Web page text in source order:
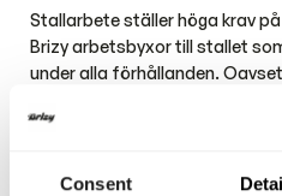
Consent
Stallarbete ställer höga krav
Brizy arbetsbyxor till stallet
under alla förhållanden.
vinterdag, kör häst i regn eller
modell som håller dig både
vind, regn och smuts –